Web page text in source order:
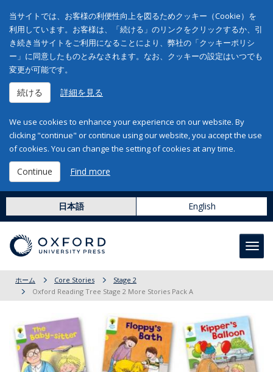
当サイトでは、お客様の利便性向上を図るためクッキー（Cookie）を
利用しています。お客様は、「続ける」のリンクをクリックするか、引
き続き当サイトをご利用になることにより、弊社の「クッキーポリシ
ー」に同意したものとみなされます。なお、クッキーの設定はいつでも
変更が可能です。
続ける 詳細を見る
We use cookies to enhance your experience on our website. By
clicking "continue" or continue using our website, you accept the use
of cookies. You can change the setting of cookies at any time.
Continue Find more
日本語 English
ホーム Core Stories
Stage 2
Oxford Reading Tree Stage 2 More Stories Pack A